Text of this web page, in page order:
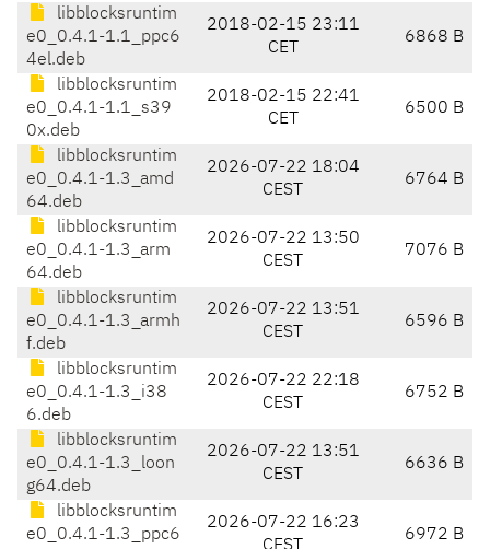
libblocksruntim
e0_0.4.1-1.1_ppc6
4el.deb
2018-02-15 23:11
CET
6868 B
libblocksruntim
e0_0.4.1-1.1_s39
0x.deb
2018-02-15 22:41
CET
6500 B
libblocksruntim
e0_0.4.1-1.3_amd
64.deb
2026-07-22 18:04
CEST
6764 B
libblocksruntim
e0_0.4.1-1.3_arm
64.deb
2026-07-22 13:50
CEST
7076 B
libblocksruntim
e0_0.4.1-1.3_armh
f.deb
2026-07-22 13:51
CEST
6596 B
libblocksruntim
e0_0.4.1-1.3_i38
6.deb
2026-07-22 22:18
CEST
6752 B
libblocksruntim
e0_0.4.1-1.3_loon
g64.deb
2026-07-22 13:51
CEST
6636 B
libblocksruntim
e0_0.4.1-1.3_ppc6
2026-07-22 16:23
6972 B